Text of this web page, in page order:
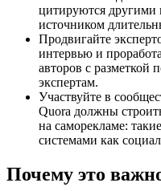
цитируются другими
источником
Продвигайте
интервью и
авторов с
экспертам.
Участвуйте в
Quora должны
на саморекламе:
системами как
Почему это